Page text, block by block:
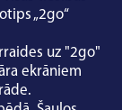
„2go“
uz "2go"
ekrāniem